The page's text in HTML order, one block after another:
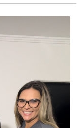
fim de semana,
indícios de
a central de
Civil Municipal,
foi comprovada,
motocicleta, bem
instalado
de Presidente
outros municípios
de veículos por
na sede e no
mais